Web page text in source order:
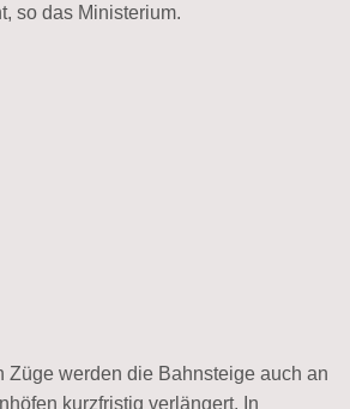
so das Ministerium.
Züge werden die Bahnsteige auch an
kurzfristig verlängert. In